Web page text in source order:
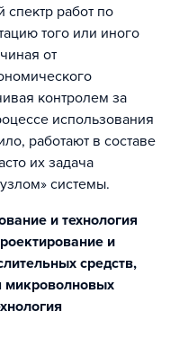
работ по
того или иного
от
контролем за
использования
работают в составе
их задача
системы.
и технология
и
средств,
микроволновых